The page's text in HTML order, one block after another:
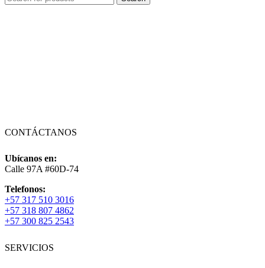
CONTÁCTANOS
Ubícanos en:
Calle 97A #60D-74
Telefonos:
+57 317 510 3016
+57 318 807 4862
+57 300 825 2543
SERVICIOS